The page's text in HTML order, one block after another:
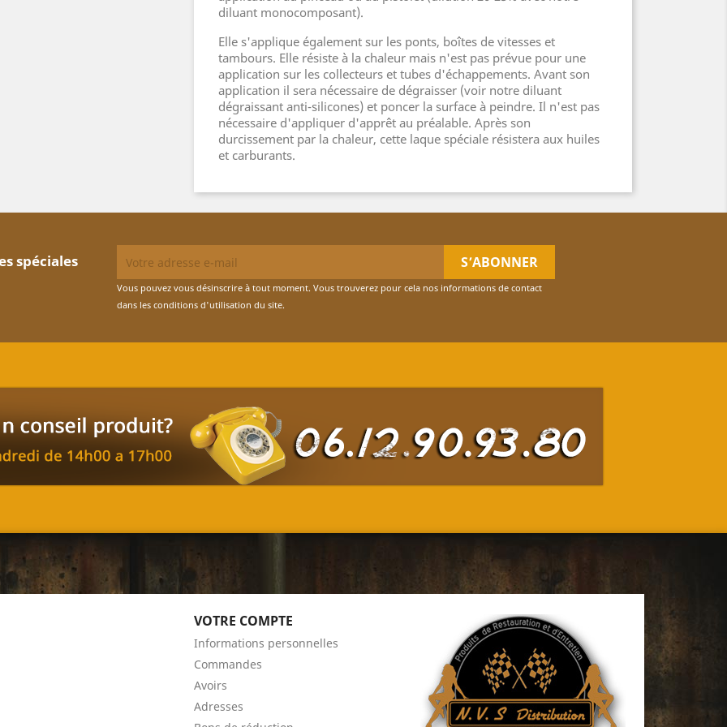
diluant monocomposant).
Elle s'applique également sur les ponts, boîtes de vitesses et
tambours. Elle résiste à la chaleur mais n'est pas prévue pour une
application sur les collecteurs et tubes d'échappements. Avant son
application il sera nécessaire de dégraisser (voir notre diluant
dégraissant anti-silicones) et poncer la surface à peindre. Il n'est pas
nécessaire d'appliquer d'apprêt au préalable. Après son
durcissement par la chaleur, cette laque spéciale résistera aux huiles
et carburants.
spéciales
Vous pouvez vous désinscrire à tout moment. Vous trouverez pour cela nos informations de contact
dans les conditions d'utilisation du site.
VOTRE COMPTE
Informations personnelles
Commandes
Avoirs
Adresses